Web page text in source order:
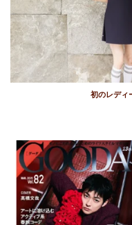
初のレディ